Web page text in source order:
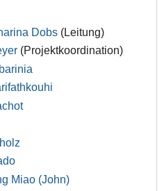
Dobs(Leitung)
(Projektkoordination)
Miao (John)